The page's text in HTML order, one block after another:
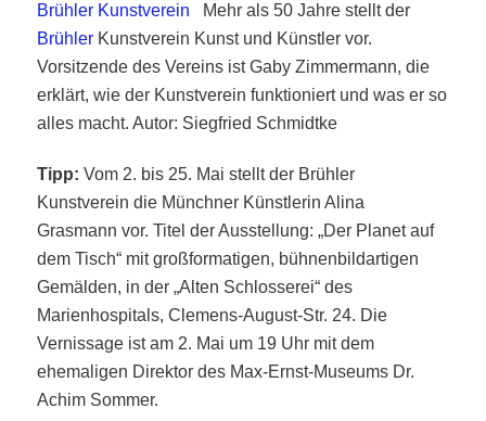
Brühler Kunstverein
Mehr als 50 Jahre stellt der
Brühler Kunstverein Kunst und Künstler vor.
Vorsitzende des Vereins ist Gaby Zimmermann, die
erklärt, wie der Kunstverein funktioniert und was er so
alles macht. Autor: Siegfried Schmidtke
Tipp:Vom 2. bis 25. Mai stellt der Brühler
Kunstverein die Münchner Künstlerin Alina
Grasmann vor. Titel der Ausstellung: „Der Planet auf
dem Tisch“ mit großformatigen, bühnenbildartigen
Gemälden, in der „Alten Schlosserei“ des
Marienhospitals, Clemens-August-Str. 24. Die
Vernissage ist am 2. Mai um 19 Uhr mit dem
ehemaligen Direktor des Max-Ernst-Museums Dr.
Achim Sommer.